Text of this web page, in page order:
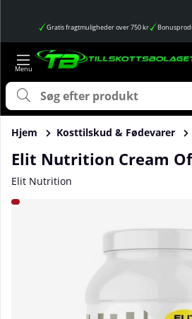
Gratis fragtmuligheder over 750 kr
Hjem Kosttilskud & Fødevarer
Elit Nutrition Cream Of
Elit Nutrition
Produktbilleder Elit Nutrition Cream